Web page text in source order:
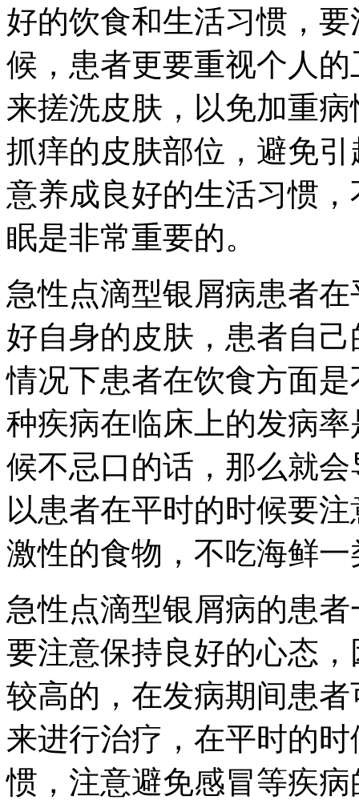
好的饮食和生活习惯，
候，患者更要重视个人
来搓洗皮肤，以免加重
抓痒的皮肤部位，避免
意养成良好的生活习惯
眠是非常重要的。
急性点滴型银屑病患者
好自身的皮肤，患者自
情况下患者在饮食方面
种疾病在临床上的发病
候不忌口的话，那么就
以患者在平时的时候要
激性的食物，不吃海鲜
急性点滴型银屑病的患
要注意保持良好的心态
较高的，在发病期间患
来进行治疗，在平时的
惯，注意避免感冒等疾